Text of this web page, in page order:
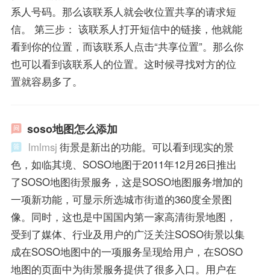
系人号码。那么该联系人就会收位置共享的请求短
信。 第三步： 该联系人打开短信中的链接，他就能
看到你的位置，而该联系人点击“共享位置”。那么你
也可以看到该联系人的位置。这时候寻找对方的位
置就容易多了。
soso地图怎么添加
lmlmsj 街景是新出的功能。可以看到现实的景
色，如临其境、SOSO地图于2011年12月26日推出
了SOSO地图街景服务，这是SOSO地图服务增加的
一项新功能，可显示所选城市街道的360度全景图
像。同时，这也是中国国内第一家高清街景地图，
受到了媒体、行业及用户的广泛关注SOSO街景以集
成在SOSO地图中的一项服务呈现给用户，在SOSO
地图的页面中为街景服务提供了很多入口。用户在